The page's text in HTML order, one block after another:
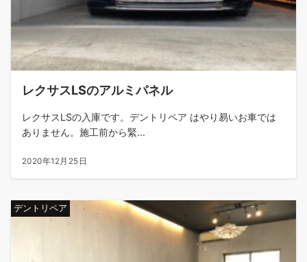
レクサスLSのアルミパネル
レクサスLSの入庫です。デントリペア はやり易いお車では
ありません。施工前から緊...
2020年12月25日
デントリペア